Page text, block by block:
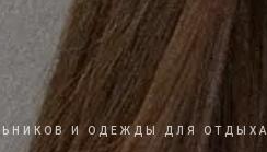
И ОДЕЖДЫ ДЛЯ ОТДЫХА